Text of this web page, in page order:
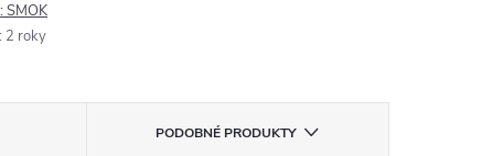
SMOK
: 2 roky
PODOBNÉ PRODUKTY